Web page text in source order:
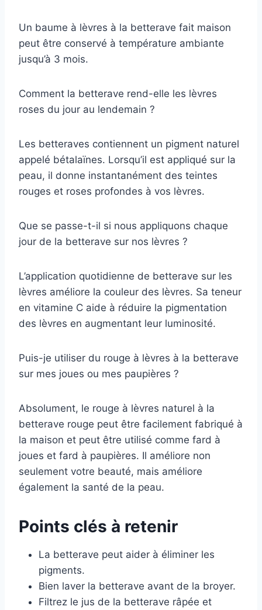
Un baume à lèvres à la betterave fait maison
peut être conservé à température ambiante
jusqu’à 3 mois.
Comment la betterave rend-elle les lèvres
roses du jour au lendemain ?
Les betteraves contiennent un pigment naturel
appelé bétalaïnes. Lorsqu’il est appliqué sur la
peau, il donne instantanément des teintes
rouges et roses profondes à vos lèvres.
Que se passe-t-il si nous appliquons chaque
jour de la betterave sur nos lèvres ?
L’application quotidienne de betterave sur les
lèvres améliore la couleur des lèvres. Sa teneur
en vitamine C aide à réduire la pigmentation
des lèvres en augmentant leur luminosité.
Puis-je utiliser du rouge à lèvres à la betterave
sur mes joues ou mes paupières ?
Absolument, le rouge à lèvres naturel à la
betterave rouge peut être facilement fabriqué à
la maison et peut être utilisé comme fard à
joues et fard à paupières. Il améliore non
seulement votre beauté, mais améliore
également la santé de la peau.
Points clés à retenir
La betterave peut aider à éliminer les
pigments.
Bien laver la betterave avant de la broyer.
Filtrez le jus de la betterave râpée et